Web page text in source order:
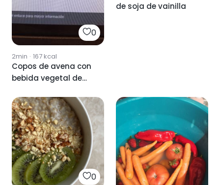
0
2min · 167kcal
Copos de avena con
bebida vegetal de
de soja de vainilla
0